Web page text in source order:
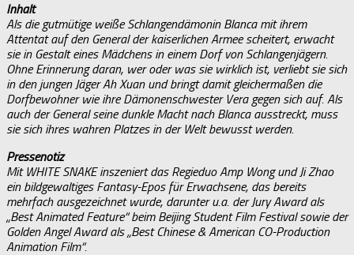
Inhalt
Als die gutmütige weiße Schlangendämonin Blanca mit ihrem
Attentat auf den General der kaiserlichen Armee scheitert, erwacht
sie in Gestalt eines Mädchens in einem Dorf von Schlangenjägern.
Ohne Erinnerung daran, wer oder was sie wirklich ist, verliebt sie sich
in den jungen Jäger Ah Xuan und bringt damit gleichermaßen die
Dorfbewohner wie ihre Dämonenschwester Vera gegen sich auf. Als
auch der General seine dunkle Macht nach Blanca ausstreckt, muss
sie sich ihres wahren Platzes in der Welt bewusst werden.
Pressenotiz
Mit WHITE SNAKE inszeniert das Regieduo Amp Wong und Ji Zhao
ein bildgewaltiges Fantasy-Epos für Erwachsene, das bereits
mehrfach ausgezeichnet wurde, darunter u.a. der Jury Award als
„Best Animated Feature“ beim Beijing Student Film Festival sowie der
Golden Angel Award als „Best Chinese & American CO-Production
Animation Film“.